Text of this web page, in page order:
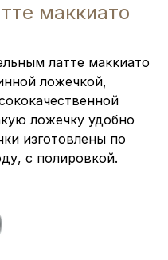
маккиато
латте маккиато
ложечкой,
ложечку удобно
изготовлены по
с полировкой.